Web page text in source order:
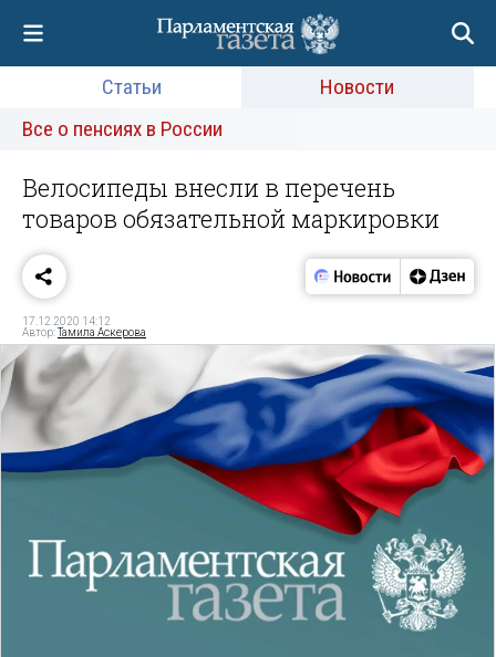
Статьи
Новости
Все о пенсиях в России
Велосипеды внесли в перечень
товаров обязательной маркировки
17.12.2020 14:12
Автор:Тамила Аскерова